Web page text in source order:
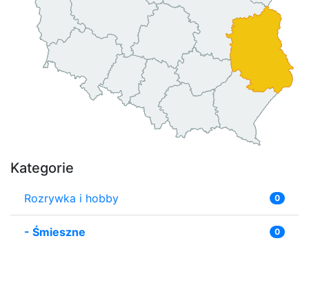
Kategorie
Rozrywka i hobby 0
- Śmieszne 0